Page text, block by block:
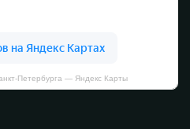
— Яндекс Карты